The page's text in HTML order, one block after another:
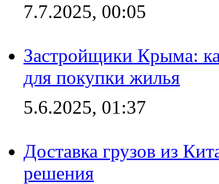
7.7.2025, 00:05
Застройщики Крыма:
для покупки жилья
5.6.2025, 01:37
Доставка грузов из
решения